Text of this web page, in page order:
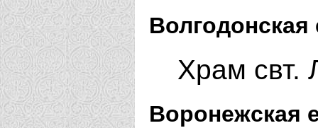
Волгодонская
Храм свт.
Воронежская